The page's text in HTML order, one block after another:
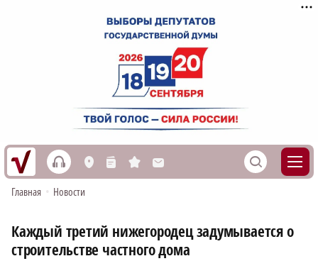
h L n s M S
Главная • Новости
Каждый третий нижегородец задумывается о
строительстве частного дома